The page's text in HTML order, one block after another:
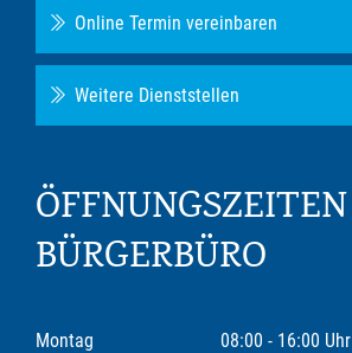
Online Termin vereinbaren
Weitere Dienststellen
ÖFFNUNGSZEITEN
BÜRGERBÜRO
Montag
08:00 - 16:00 Uhr